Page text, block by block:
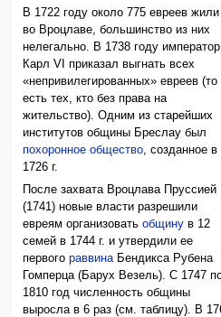
В 1722 году около 775 евреев жили
во Вроцлаве, большинство из них
нелегально. В 1738 году император
Карл VI приказал выгнать всех
«непривилегированных» евреев (то
есть тех, кто без права на
жительство). Одним из старейших
институтов общины Бреслау был
похоронное общество , созданное в
1726 г.
После захвата Вроцлава Пруссией
(1741) новые власти разрешили
евреям организоватьобщину в 12
семей в 1744 г. и утвердили ее
первогораввинаБендикса Рубена
Гомперца (Барух Везель). С 1747
1810 год численность общины
выросла в 6 раз (см. таблицу). В